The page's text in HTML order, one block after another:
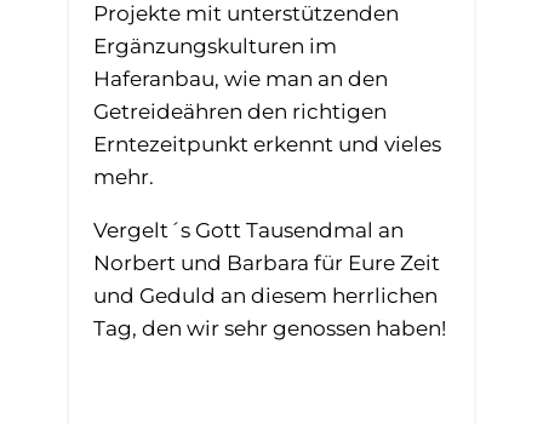
Projekte mit unterstützenden
Ergänzungskulturen im
Haferanbau, wie man an den
Getreideähren den richtigen
Erntezeitpunkt erkennt und vieles
mehr.
Vergelt´s Gott Tausendmal an
Norbert und Barbara für Eure Zeit
und Geduld an diesem herrlichen
Tag, den wir sehr genossen haben!